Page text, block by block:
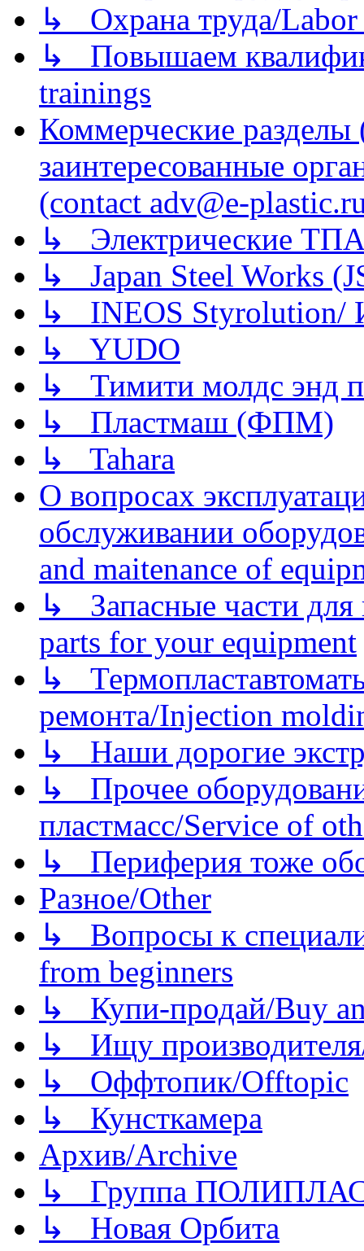
↳ Охрана труда/Labor
↳ Повышаем
trainings
Коммерческие
заинтересованные
(contact adv@e-
↳ Электрические
↳ Japan Steel Works
↳ INEOS
↳ YUDO
↳ Тимити молдс энд
↳ Пластмаш (ФПМ)
↳ Tahara
О вопросах
обслуживании
and maitenance of
↳ Запасные части для
parts for your equipment
↳
ремонта/Injection
↳ Наши дорогие
↳ Прочее
пластмасс/Service of
↳ Периферия тоже
Разное/Other
↳ Вопросы к
from beginners
↳ Купи-продай/Buy
↳ Ищу
↳ Оффтопик/Offtopic
↳ Кунсткамера
Архив/Archive
↳ Группа
↳ Новая Орбита